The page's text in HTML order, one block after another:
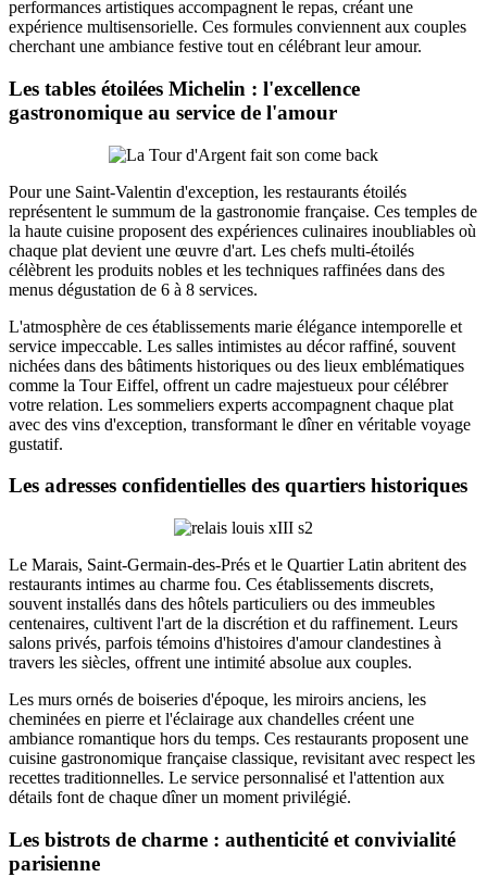
performances artistiques accompagnent le repas, créant une
expérience multisensorielle. Ces formules conviennent aux couples
cherchant une ambiance festive tout en célébrant leur amour.
Les tables étoilées Michelin : l'excellence
gastronomique au service de l'amour
Pour une Saint-Valentin d'exception, les restaurants étoilés
représentent le summum de la gastronomie française. Ces temples de
la haute cuisine proposent des expériences culinaires inoubliables où
chaque plat devient une œuvre d'art. Les chefs multi-étoilés
célèbrent les produits nobles et les techniques raffinées dans des
menus dégustation de 6 à 8 services.
L'atmosphère de ces établissements marie élégance intemporelle et
service impeccable. Les salles intimistes au décor raffiné, souvent
nichées dans des bâtiments historiques ou des lieux emblématiques
comme la Tour Eiffel, offrent un cadre majestueux pour célébrer
votre relation. Les sommeliers experts accompagnent chaque plat
avec des vins d'exception, transformant le dîner en véritable voyage
gustatif.
Les adresses confidentielles des quartiers historiques
Le Marais, Saint-Germain-des-Prés et le Quartier Latin abritent des
restaurants intimes au charme fou. Ces établissements discrets,
souvent installés dans des hôtels particuliers ou des immeubles
centenaires, cultivent l'art de la discrétion et du raffinement. Leurs
salons privés, parfois témoins d'histoires d'amour clandestines à
travers les siècles, offrent une intimité absolue aux couples.
Les murs ornés de boiseries d'époque, les miroirs anciens, les
cheminées en pierre et l'éclairage aux chandelles créent une
ambiance romantique hors du temps. Ces restaurants proposent une
cuisine gastronomique française classique, revisitant avec respect les
recettes traditionnelles. Le service personnalisé et l'attention aux
détails font de chaque dîner un moment privilégié.
Les bistrots de charme : authenticité et convivialité
parisienne